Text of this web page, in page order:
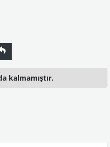
kalmamıştır.